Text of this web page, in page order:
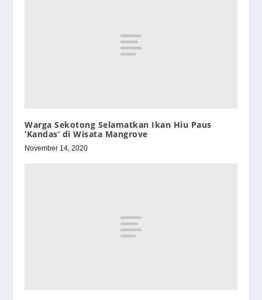
Warga Sekotong Selamatkan Ikan Hiu Paus
‘Kandas’ di Wisata Mangrove
November 14, 2020